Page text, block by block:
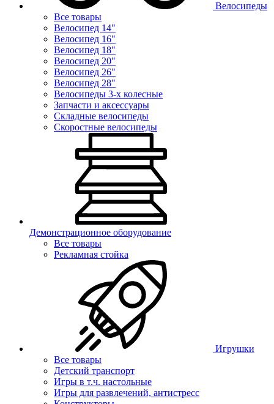
Велосипеды
Все товары
Велосипед 14"
Велосипед 16"
Велосипед 18"
Велосипед 20"
Велосипед 26"
Велосипед 28"
Велосипеды 3-х колесные
Запчасти и аксессуары
Складные велосипеды
Скоростные велосипеды
Демонстрационное оборудование
Все товары
Рекламная стойка
Игрушки
Все товары
Детский транспорт
Игры в т.ч. настольные
Игры для развлечений, антистресс